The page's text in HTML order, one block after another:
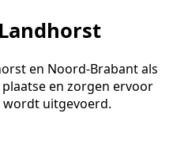
en Noord-Brabant als
en zorgen ervoor
uitgevoerd.